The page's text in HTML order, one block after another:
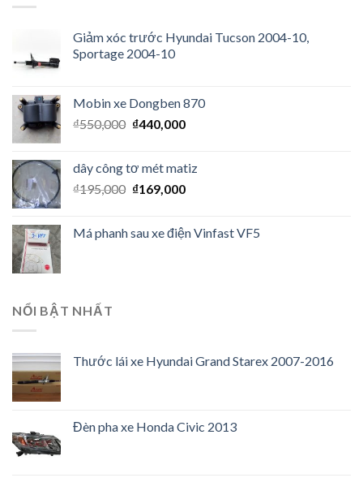
Giảm xóc trước Hyundai Tucson 2004-10,
Sportage 2004-10
Mobin xe Dongben 870
₫550,000 ₫440,000
dây công tơ mét matiz
₫195,000 ₫169,000
Má phanh sau xe điện Vinfast VF5
NỔI BẬT NHẤT
Thước lái xe Hyundai Grand Starex 2007-2016
Đèn pha xe Honda Civic 2013